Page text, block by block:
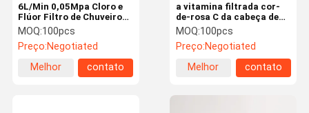
6L/Min 0,05Mpa Cloro e
Flúor Filtro de Chuveiro
Filtro de Calcário Cabeça
de Chuveiro
MOQ:100pcs
Preço:Negotiated
Melhor
contato
a vitamina filtrada cor-
de-rosa C da cabeça de
chuveiro 0.55Mpa filtrou
a cabeça de chuveiro
destacável
MOQ:100pcs
Preço:Negotiated
Melhor
contato